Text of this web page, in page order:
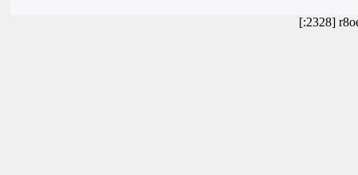
[:2328]